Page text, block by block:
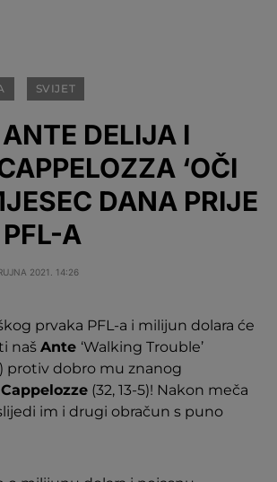
SVIJET
DELIJA I
‘OČI
DANA PRIJE
A
2021. 14:26
prvaka PFL-a i milijun dolara će
naš Ante ‘Walking Trouble’
protiv dobro mu znanog
(32, 13-5)! Nakon meča
im i drugi obračun s puno